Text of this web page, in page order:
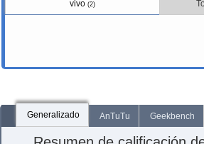
vivo (2)
Generalizado AnTuTu Geekbench